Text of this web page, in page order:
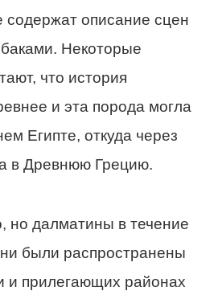
описание сцен
Некоторые
что история
и эта порода могла
Египте, откуда через
в Древнюю Грецию.
но далматины в течение
были распространены
и прилегающих районах